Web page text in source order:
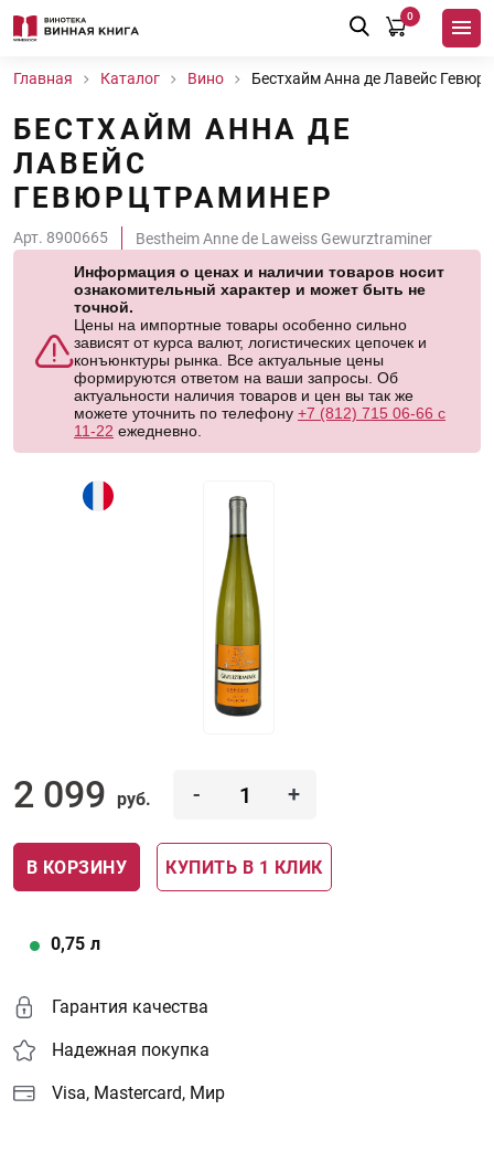
0
Главная Каталог Вино Бестхайм Анна де Лавейс
БЕСТХАЙМ АННА ДЕ
ЛАВЕЙС
ГЕВЮРЦТРАМИНЕР
Арт. 8900665
Bestheim Anne de Laweiss Gewurztraminer
Информация о ценах и наличии товаров носит
ознакомительный характер и может быть не
точной.
Цены на импортные товары особенно сильно
зависят от курса валют, логистических цепочек и
конъюнктуры рынка. Все актуальные цены
формируются ответом на ваши запросы. Об
актуальности наличия товаров и цен вы так же
можете уточнить по телефону +7 (812) 715 06-66 с
11-22 ежедневно.
2 099 руб. - +
В КОРЗИНУ КУПИТЬ В 1 КЛИК
0,75 л
Гарантия качества
Надежная покупка
Visa, Mastercard, Мир